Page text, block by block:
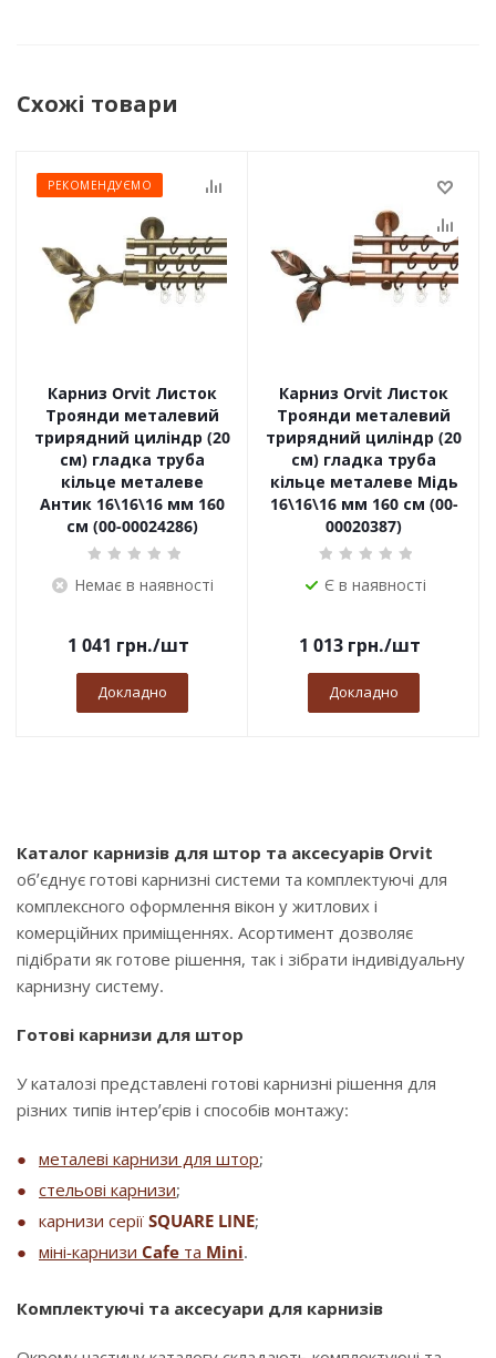
Схожі товари
РЕКОМЕНДУЄМО
Карниз Orvit Листок
Троянди металевий
трирядний циліндр (20
см) гладка труба
кільце металеве
Антик 16\16\16 мм 160
см (00-00024286)
Немає в наявності
1 041 грн./шт
Докладно
Карниз Orvit Листок
Троянди металевий
трирядний циліндр (20
см) гладка труба
кільце металеве Мідь
16\16\16 мм 160 см (00-
00020387)
Є в наявності
1 013 грн./шт
Докладно
Каталог карнизів для штор та аксесуарів Orvit
об’єднує готові карнизні системи та комплектуючі для
комплексного оформлення вікон у житлових і
комерційних приміщеннях. Асортимент дозволяє
підібрати як готове рішення, так і зібрати індивідуальну
карнизну систему.
Готові карнизи для штор
У каталозі представлені готові карнизні рішення для
різних типів інтер’єрів і способів монтажу:
металеві карнизи для штор;
стельові карнизи;
карнизи серії SQUARE LINE;
міні-карнизи Cafe та Mini.
Комплектуючі та аксесуари для карнизів